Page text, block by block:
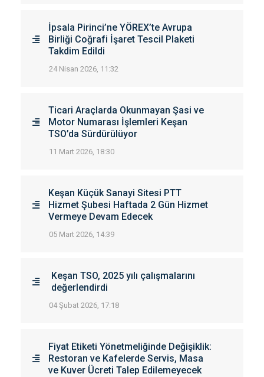
İpsala Pirinci’ne YÖREX’te Avrupa
Birliği Coğrafi İşaret Tescil Plaketi
Takdim Edildi
24 Nisan 2026, 11:32
Ticari Araçlarda Okunmayan Şasi ve
Motor Numarası İşlemleri Keşan
TSO’da Sürdürülüyor
11 Mart 2026, 18:30
Keşan Küçük Sanayi Sitesi PTT
Hizmet Şubesi Haftada 2 Gün Hizmet
Vermeye Devam Edecek
05 Mart 2026, 14:39
Keşan TSO, 2025 yılı çalışmalarını
değerlendirdi
04 Şubat 2026, 17:18
Fiyat Etiketi Yönetmeliğinde Değişiklik:
Restoran ve Kafelerde Servis, Masa
ve Kuver Ücreti Talep Edilemeyecek